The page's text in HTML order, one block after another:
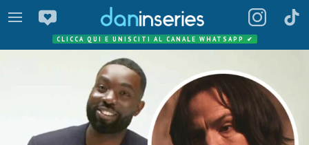
CLICCA QUI E UNISCITI AL CANALE WHATSAPP ✔